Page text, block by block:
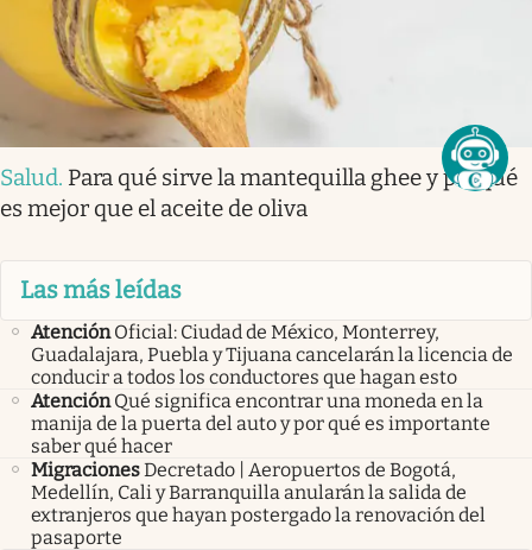
Salud. Para qué sirve la mantequilla ghee y porqué
es mejor que el aceite de oliva
Las más leídas
Atención Oficial: Ciudad de México, Monterrey,
Guadalajara, Puebla y Tijuana cancelarán la licencia de
conducir a todos los conductores que hagan esto
Atención Qué significa encontrar una moneda en la
manija de la puerta del auto y por qué es importante
saber qué hacer
MigracionesDecretado | Aeropuertos de Bogotá,
Medellín, Cali y Barranquilla anularán la salida de
extranjeros que hayan postergado la renovación del
pasaporte